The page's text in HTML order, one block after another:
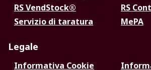
RS VendStock®
RS
Servizio di taratura
MePA
Legale
Informativa Cookie